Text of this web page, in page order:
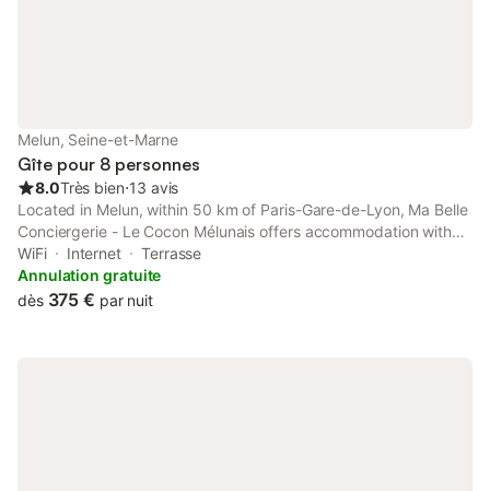
Melun, Seine-et-Marne
Gîte pour 8 personnes
8.0Très bien⋅13 avis
Located in Melun, within 50 km of Paris-Gare-de-Lyon, Ma Belle
Conciergerie - Le Cocon Mélunais offers accommodation with
free WiFi, air conditioning and water sports facilities. This
apartment provides a terrace.
WiFi Internet
Terrasse
Annulation gratuite
dès 375 € par nuit